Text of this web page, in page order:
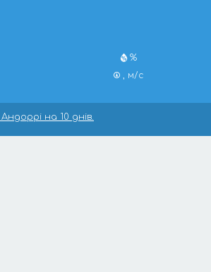
%
, м/с
на 10 днів.